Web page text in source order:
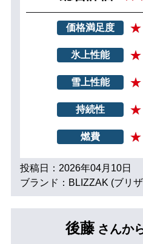
価格満足度
氷上性能
雪上性能
持続性
燃費
投稿日：2026年04月10日
ブランド：BLIZZAK (ブリ
後藤 さんか